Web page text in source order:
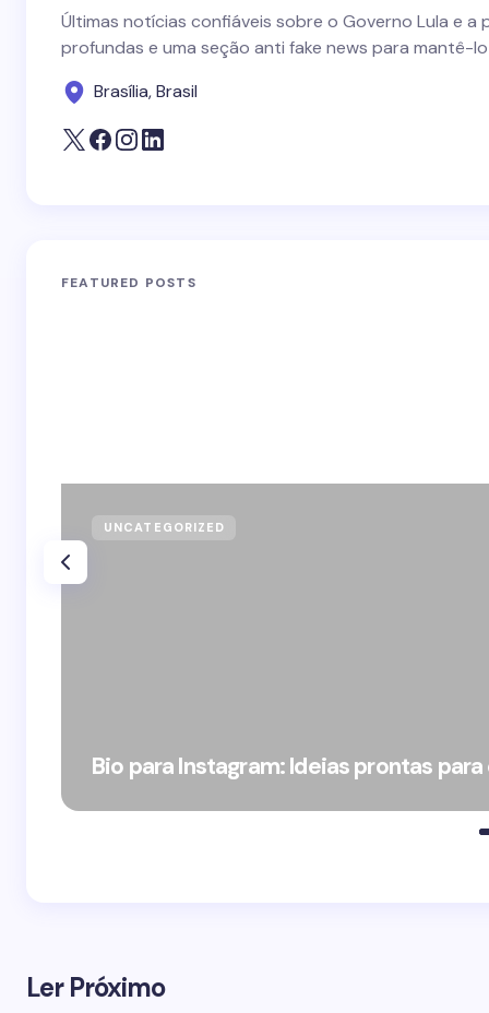
Últimas notícias confiáveis sobre o Governo Lula e
profundas e uma seção anti fake news para mantê-
Brasília, Brasil
FEATURED POSTS
UNCATEGORIZED
Bio para Instagram: Ideias prontas
Ler Próximo